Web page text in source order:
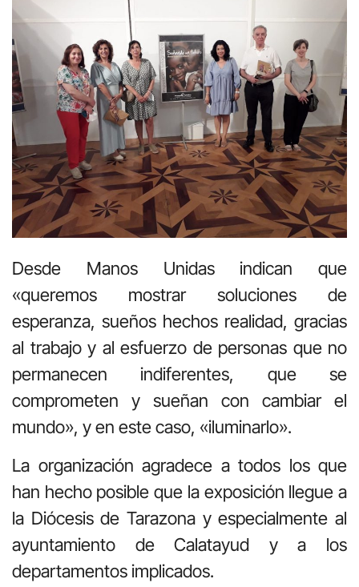
Desde Manos Unidas indican que
«queremos mostrar soluciones de
esperanza, sueños hechos realidad, gracias
al trabajo y al esfuerzo de personas que no
permanecen indiferentes, que se
comprometen y sueñan con cambiar el
mundo», y en este caso, «iluminarlo».
La organización agradece a todos los que
han hecho posible que la exposición llegue a
la Diócesis de Tarazona y especialmente al
ayuntamiento de Calatayud y a los
departamentos implicados.